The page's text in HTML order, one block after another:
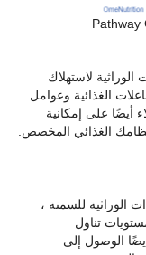
لاستهلاك
الغذائية وعوامل
أيضًا على إمكانية
الغذائي المخصص.
الوراثية للسمنة ،
تناول
الوصول إلى